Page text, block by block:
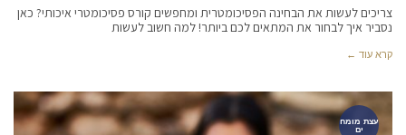
צריכים לעשות את הבחינה הפסיכומטרית ומחפשים קורס פסיכומטרי איכותי? כאן
נסביר איך לבחור את המתאים לכם ביותר! למה חשוב לעשות
קרא עוד ←
עצת מומח
ים